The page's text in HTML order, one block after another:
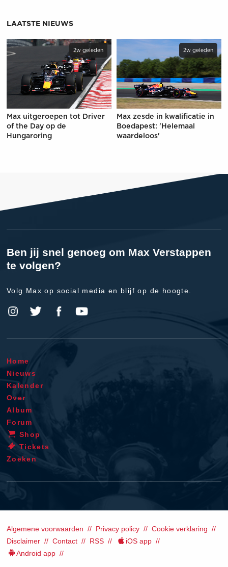
LAATSTE NIEUWS
2w geleden
Max uitgeroepen tot Driver
of the Day op de
Hungaroring
2w geleden
Max zesde in kwalificatie in
Boedapest: 'Helemaal
waardeloos'
Ben jij snel genoeg om Max Verstappen
te volgen?
Volg Max op social media en blijf op de hoogte.
Home
Nieuws
Kalender
Over
Album
Forum
Shop
Tickets
Zoeken
Algemene voorwaarden Privacy policy
Cookie verklaring
Disclaimer
Contact RSS
iOS app
Android app